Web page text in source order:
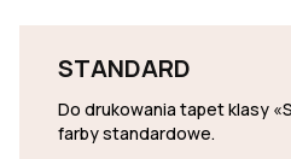
STANDARD
Do drukowania tapet klasy
farby standardowe.